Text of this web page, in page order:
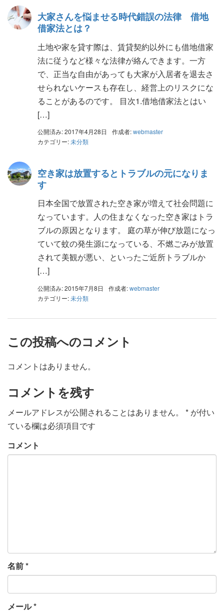
大家さんを悩ませる時代錯誤の法律 借地
借家法とは？
土地や家を貸す際は、賃貸契約以外にも借地借家
法に従うなど様々な法律が絡んできます。一方
で、正当な自由があっても大家が入居者を退去さ
せられないケースも存在し、経営上のリスクにな
ることがあるのです。 目次1.借地借家法とはい
[…]
公開済み: 2017年4月28日 作成者:webmaster
カテゴリー:未分類
空き家は放置するとトラブルの元になりま
す
日本全国で放置された空き家が増えて社会問題に
なっています。人の住まなくなった空き家はトラ
ブルの原因となります。 庭の草が伸び放題になっ
ていて蚊の発生源になっている、不燃ごみが放置
されて美観が悪い、といったご近所トラブルか
[…]
公開済み: 2015年7月8日 作成者:webmaster
カテゴリー:未分類
この投稿へのコメント
コメントはありません。
コメントを残す
メールアドレスが公開されることはありません。 * が付い
ている欄は必須項目です
コメント
名前*
メール*